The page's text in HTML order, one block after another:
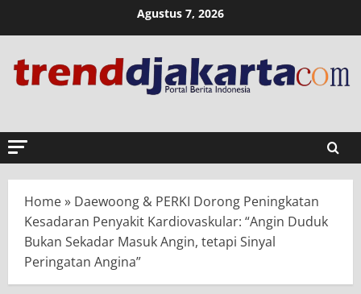
Agustus 7, 2026
Home» Daewoong & PERKI Dorong Peningkatan
Kesadaran Penyakit Kardiovaskular: “Angin Duduk
Bukan Sekadar Masuk Angin, tetapi Sinyal
Peringatan Angina”